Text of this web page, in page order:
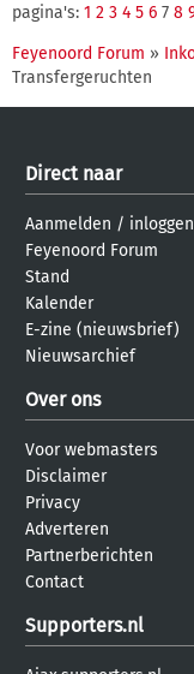
pagina's: 1 2 3 4 5 6 7 8
Feyenoord Forum »
Transfergeruchten
Direct naar
Aanmelden / inloggen
Feyenoord Forum
Stand
Kalender
E-zine (nieuwsbrief)
Nieuwsarchief
Over ons
Voor webmasters
Disclaimer
Privacy
Adverteren
Partnerberichten
Contact
Supporters.nl